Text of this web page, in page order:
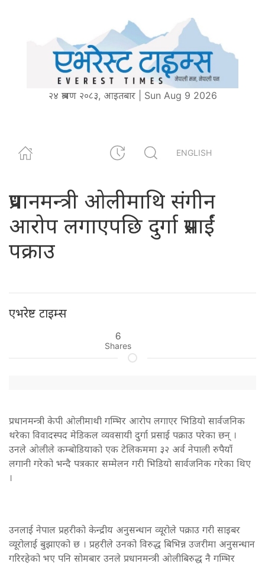
२४ श्रावण २०८३, आइतबार | Sun Aug 9 2026
ENGLISH
प्रधानमन्त्री ओलीमाथि संगीन
आरोप लगाएपछि दुर्गा प्रसाईं
पक्राउ
एभरेष्ट टाइम्स
6
Shares
प्रधानमन्त्री केपी ओलीमाथी गम्भिर आरोप लगाएर भिडियो सार्वजनिक
थरेका विवादस्पद मेडिकल व्यवसायी दुर्गा प्रसाई पक्राउ परेका छन् ।
उनले ओलीले कम्बोडियाको एक टेलिकममा ३२ अर्व नेपाली रुपैयाँ
लगानी गरेको भन्दै पत्रकार सम्मेलन गरी भिडियो सार्वजनिक गरेका थिए
।
उनलाई नेपाल प्रहरीको केन्द्रीय अनुसन्धान व्यूरोले पक्राउ गरी साइबर
व्यूरोलाई बुझाएको छ । प्रहरीले उनको विरुद्ध बिभिन्न उजरीमा अनुसन्धान
गरिरहेको भए पनि सोमबार उनले प्रधानमन्त्री ओलीबिरुद्ध नै गम्भिर